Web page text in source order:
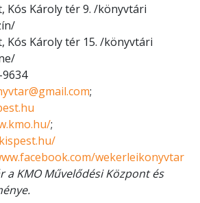
Kós Károly tér 9. /könyvtári
Kós Károly tér 15. /könyvtári
;
;
wekerleikonyvtar
a KMO Művelődési Központ és